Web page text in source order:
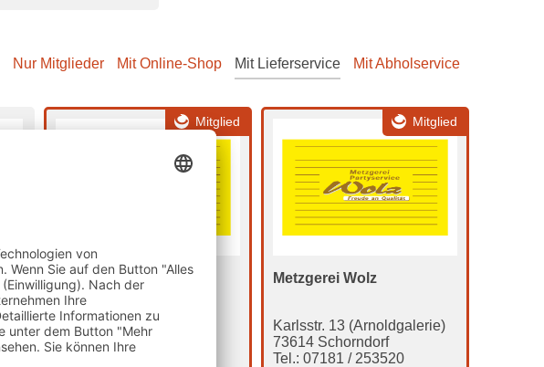
Nur Mitglieder Mit Online-Shop Mit Lieferservice Mit Abholservice
Mitglied
Metzgerei Wolz
Rehhaldenweg 47
73614 Schorndorf
Mitglied
Metzgerei Wolz
Karlsstr. 13 (Arnoldgalerie)
73614 Schorndorf
Tel.: 07181 / 253520